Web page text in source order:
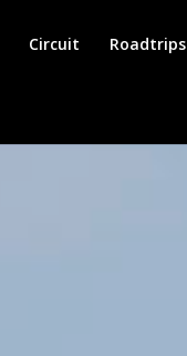
Circuit Roadtrips